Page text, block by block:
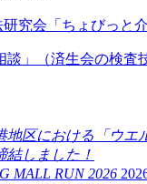
究会「ちょびっと
談」（済生会の検査
結しました！